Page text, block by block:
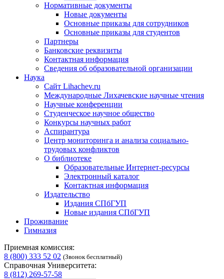
Нормативные документы
Новые документы
Основные приказы для сотрудников
Основные приказы для студентов
Партнеры
Банковские реквизиты
Контактная информация
Сведения об образовательной организации
Наука
Сайт Lihachev.ru
Международные Лихачевские научные чтения
Научные конференции
Студенческое научное общество
Конкурсы научных работ
Аспирантура
Центр мониторинга и анализа социально-
трудовых конфликтов
О библиотеке
Образовательные Интернет-ресурсы
Электронный каталог
Контактная информация
Издательство
Издания СПбГУП
Новые издания СПбГУП
Проживание
Гимназия
Приемная комиссия:
8 (800) 333 52 02 (Звонок бесплатный)
Справочная Университета:
8 (812) 269-57-58